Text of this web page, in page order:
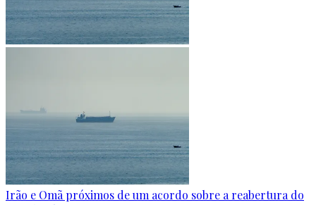
Irão e Omã próximos de um acordo sobre a reabertura do